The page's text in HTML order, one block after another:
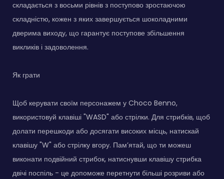
складається з восьми рівнів з поступово зростаючою
складністю, кожен з яких завершується шоколадними
дверима виходу, що гарантує поступове збільшення
викликів і задоволення.
Як грати
Щоб керувати своїм персонажем у Choco Benno,
використовуй клавіші "WASD" або стрілки. Для стрибків, щоб
долати перешкоди або досягати високих місць, натискай
клавішу "W" або стрілку вгору. Пам’ятай, що ти можеш
виконати подвійний стрибок, натиснувши клавішу стрибка
двічі поспіль - це допоможе перетнути більші розриви або